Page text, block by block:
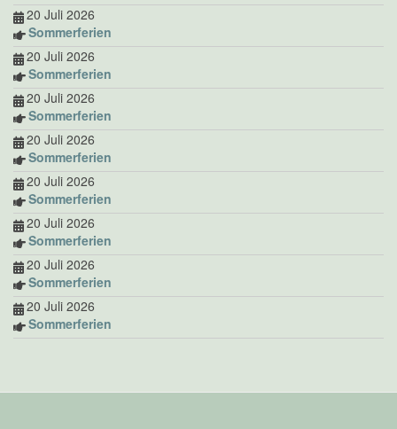
20 Juli 2026
Sommerferien
20 Juli 2026
Sommerferien
20 Juli 2026
Sommerferien
20 Juli 2026
Sommerferien
20 Juli 2026
Sommerferien
20 Juli 2026
Sommerferien
20 Juli 2026
Sommerferien
20 Juli 2026
Sommerferien